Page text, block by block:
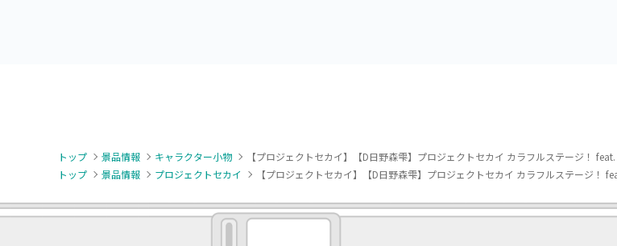
トップ 景品情報 キャラクター小物
【プロジェクトセカイ】【D日野森雫】プロジェクトセカイ カラフルステージ！
トップ
景品情報 プロジェクトセカイ 【プロジェクトセカイ】【D日野森雫】プロジェクトセカイ カラフルステージ！